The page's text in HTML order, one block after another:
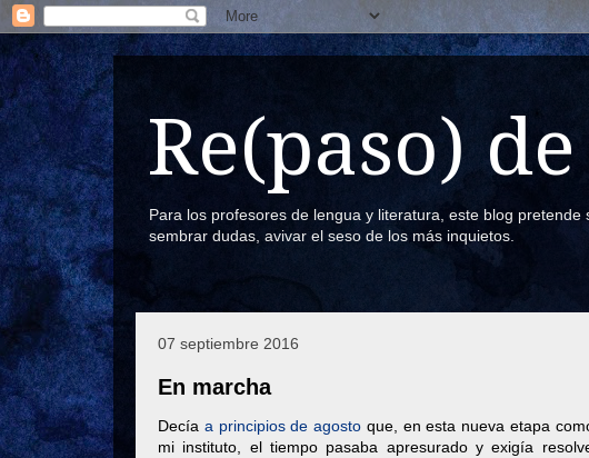
Re(paso)
Para los profesores de lengua y literatura, este blog
sembrar dudas, avivar el seso de los más inquietos.
07 septiembre 2016
En marcha
Decía a principios de agosto que, en esta nueva etapa
mi instituto, el tiempo pasaba apresurado y exigía